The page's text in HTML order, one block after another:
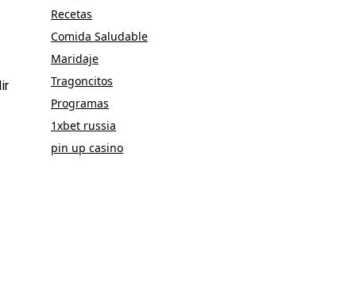
Recetas
Comida Saludable
Maridaje
Tragoncitos
Programas
1xbet russia
pin up casino